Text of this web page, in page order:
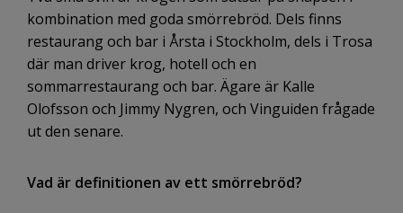
kombination med goda smörrebröd. Dels finns
restaurang och bar i Årsta i Stockholm, dels i Trosa
där man driver krog, hotell och en
sommarrestaurang och bar. Ägare är Kalle
Olofsson och Jimmy Nygren, och Vinguiden frågade
ut den senare.
Vad är definitionen av ett smörrebröd?